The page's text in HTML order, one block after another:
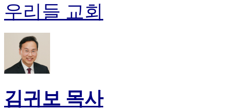
우리들 교회
김귀보 목사